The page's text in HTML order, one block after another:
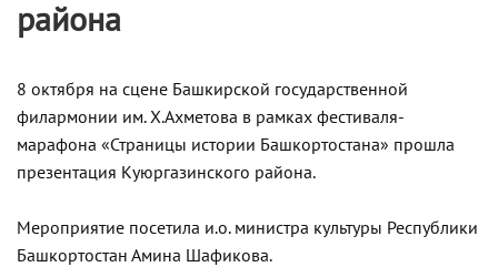
района
8 октября на сцене Башкирской государственной
филармонии им. Х.Ахметова в рамках фестиваля-
марафона «Страницы истории Башкортостана» прошла
презентация Куюргазинского района.
Мероприятие посетила и.о. министра культуры Республики
Башкортостан Амина Шафикова.